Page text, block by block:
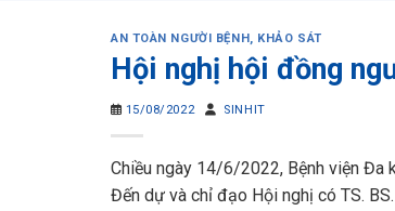
AN TOÀN NGƯỜI BỆNH, KHẢO SÁT
Hội nghị hội đồng
15/08/2022 SINHIT
Chiều ngày 14/6/2022, Bệnh viện Đa
Đến dự và chỉ đạo Hội nghị có TS.